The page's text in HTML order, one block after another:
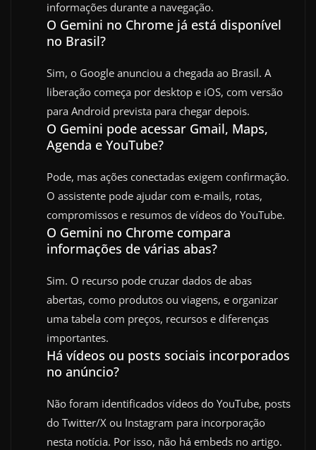
informações durante a navegação.
O Gemini no Chrome já está disponível
no Brasil?
Sim, o Google anunciou a chegada ao Brasil. A
liberação começa por desktop e iOS, com versão
para Android prevista para chegar depois.
O Gemini pode acessar Gmail, Maps,
Agenda e YouTube?
Pode, mas ações conectadas exigem confirmação.
O assistente pode ajudar com e-mails, rotas,
compromissos e resumos de vídeos do YouTube.
O Gemini no Chrome compara
informações de várias abas?
Sim. O recurso pode cruzar dados de abas
abertas, como produtos ou viagens, e organizar
uma tabela com preços, recursos e diferenças
importantes.
Há vídeos ou posts sociais incorporados
no anúncio?
Não foram identificados vídeos do YouTube, posts
do Twitter/X ou Instagram para incorporação
nesta notícia. Por isso, não há embeds no artigo.